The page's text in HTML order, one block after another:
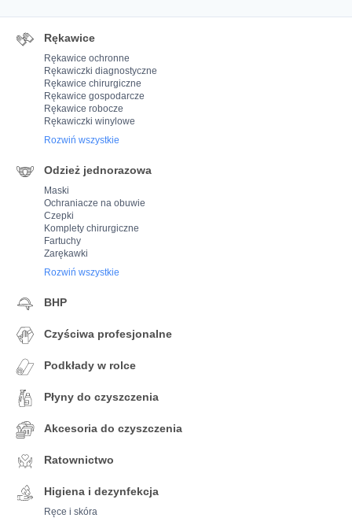
Rękawice
Rękawice ochronne
Rękawiczki diagnostyczne
Rękawice chirurgiczne
Rękawice gospodarcze
Rękawice robocze
Rękawiczki winylowe
Rozwiń wszystkie
Odzież jednorazowa
Maski
Ochraniacze na obuwie
Czepki
Komplety chirurgiczne
Fartuchy
Zarękawki
Rozwiń wszystkie
BHP
Czyściwa profesjonalne
Podkłady w rolce
Płyny do czyszczenia
Akcesoria do czyszczenia
Ratownictwo
Higiena i dezynfekcja
Ręce i skóra